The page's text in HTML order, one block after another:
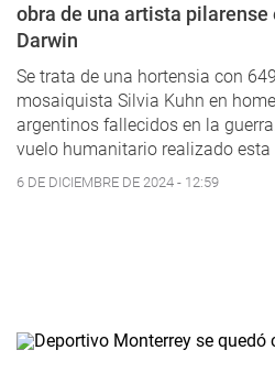
obra de una artista pilarense
Darwin
Se trata de una hortensia con
mosaiquista Silvia Kuhn en
argentinos fallecidos en la
vuelo humanitario realizado esta
6 DE DICIEMBRE DE 2024 - 12:59